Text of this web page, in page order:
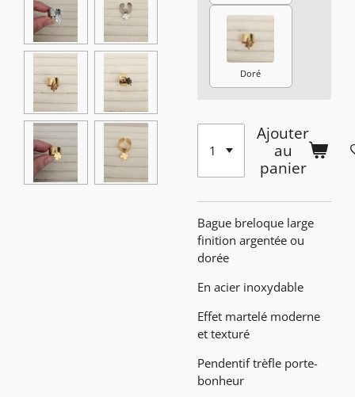
Doré
Ajouter
au
panier
Bague breloque large
finition argentée ou
dorée
En acier inoxydable
Effet martelé moderne
et texturé
Pendentif trèfle porte-
bonheur